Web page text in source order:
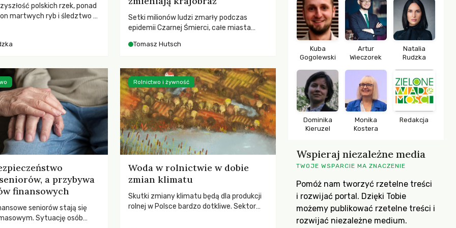
polskich rzek, ponad
martwych ryb i śledztwo z
by prace modernizacyjne
śmierci rzeki.
Setki milionów ludzi zmarły podczas
epidemii Czarnej Śmierci, całe miasta
pierwsze liście nowych dębów rozwijały
podnosiła się po jednej z największych
katastrof w swoich dziejach.
Tomasz Hutsch
a przybywa
finansowych
seniorów stają się
Sytuację osób
Woda w rolnictwie w dobie
zmian klimatu
Skutki zmiany klimatu będą dla produkcji
rolnej w Polsce bardzo dotkliwe. Sektor
Rolnictwo i żywność
Kuba
Gogolewski
Artur
Wieczorek
Natalia
Rudzka
Dominika
Kieruzel
Monika
Kostera
Redakcja
Wspieraj niezależne media
TWOJE WSPARCIE MA ZNACZENIE
Pomóż nam tworzyć rzetelne treści
i rozwijać portal. Dzięki Tobie
możemy publikować rzetelne treści i
rozwijać niezależne medium.